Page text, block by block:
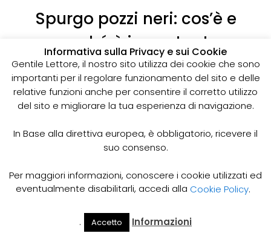
Spurgo pozzi neri: cos’è e
perché è importante
I pozzi neri sono delle strutture sotterranee utilizzate
per la raccolta delle acque reflue domestiche,
soprattutto in zone dove non è disponibile un
sistema di smaltimento delle acque fognarie. Lo
spurgo dei pozzi neri è un’operazione essenziale
e prevenire il rischio di allagamenti, cattivi odori e
infezioni.
Come funziona lo spurgo dei pozzi neri
Lo spurgo dei pozzi neri viene effettuato mediante
specifiche, in grado di aspirare e rimuovere le
acque reflue e i sedimenti accumulati all’interno del
Cerca Il Mio
Informativa sulla Privacy e sui Cookie
Gentile Lettore, il nostro sito utilizza dei cookie che sono
importanti per il regolare funzionamento del sito e delle
relative funzioni anche per consentire il corretto utilizzo
del sito e migliorare la tua esperienza di navigazione.
In Base alla direttiva europea, è obbligatorio, ricevere il
suo consenso.
Per maggiori informazioni, conoscere i cookie utilizzati ed
eventualmente disabilitarli, accedi alla Cookie Policy.
. Accetto Informazioni